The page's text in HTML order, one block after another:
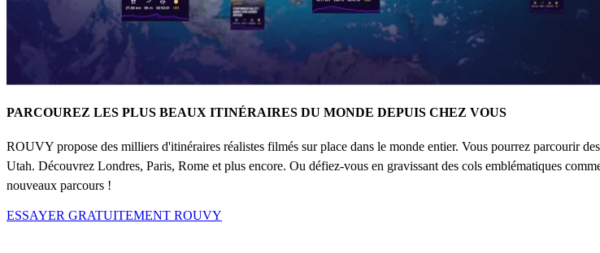
PARCOUREZ LES PLUS BEAUX ITINÉRAIRES DU MONDE DEPUIS CHEZ VOUS
ROUVY propose des milliers d'itinéraires réalistes filmés sur place dans le monde entier. Vous pourrez parcourir
Utah. Découvrez Londres, Paris, Rome et plus encore. Ou défiez-vous en gravissant des cols emblématiques
nouveaux parcours !
ESSAYER GRATUITEMENT ROUVY